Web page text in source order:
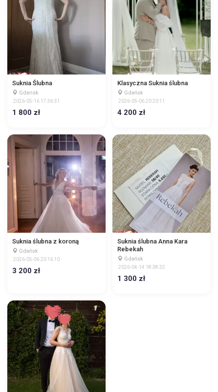
Suknia Ślubna
Gdansk
2026-05-16 17:36:31
1 800 zł
Klasyczna Suknia ślubna
Gdańsk
2026-05-06 20:20:11
4 200 zł
Suknia ślubna z koroną
Gdańsk
2026-05-06 20:16:10
3 200 zł
Suknia ślubna Anna Kara
Rebekah
Gdańsk
2026-04-14 18:38:32
1 300 zł